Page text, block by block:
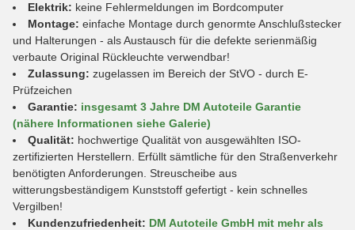
Elektrik: keine Fehlermeldungen im Bordcomputer
Montage: einfache Montage durch genormte Anschlußstecker
und Halterungen - als Austausch für die defekte serienmäßig
verbaute Original Rückleuchte verwendbar!
Zulassung: zugelassen im Bereich der StVO - durch E-
Prüfzeichen
Garantie: insgesamt 3 Jahre DM Autoteile Garantie
(nähere Informationen siehe Galerie)
Qualität: hochwertige Qualität von ausgewählten ISO-
zertifizierten Herstellern. Erfüllt sämtliche für den Straßenverkehr
benötigten Anforderungen. Streuscheibe aus
witterungsbeständigem Kunststoff gefertigt - kein schnelles
Vergilben!
Kundenzufriedenheit: DM Autoteile GmbH mit mehr als